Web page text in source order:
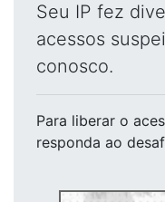
Seu IP fez
acessos
conosco.
Para liberar o
responda ao